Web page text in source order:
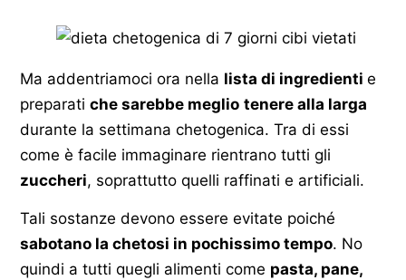
Ma addentriamoci ora nella lista di ingredienti e
preparati che sarebbe meglio tenere alla larga
durante la settimana chetogenica. Tra di essi
come è facile immaginare rientrano tutti gli
zuccheri, soprattutto quelli raffinati e artificiali.
Tali sostanze devono essere evitate poiché
sabotano la chetosi in pochissimo tempo. No
quindi a tutti quegli alimenti come pasta, pane,